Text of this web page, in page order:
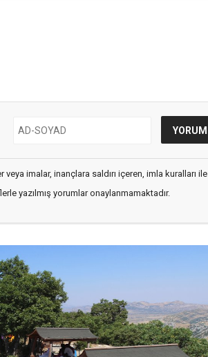
imalar, inançlara saldırı içeren, imla kuralları ile
yazılmış yorumlar onaylanmamaktadır.